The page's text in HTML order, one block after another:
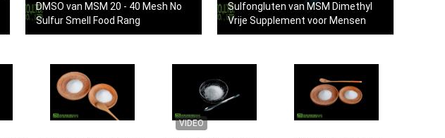
DMSO van MSM 20 - 40 Mesh No
Sulfur Smell Food Rang
Sulfongluten van MSM Dimethyl
Vrije Supplement voor Mensen
VIDEO